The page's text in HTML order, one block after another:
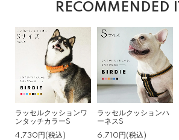
RECOMMENDED
ラッセルクッションワ
ンタッチカラーS
4,730円(税込)
ラッセルクッションハ
ーネスS
6,710円(税込)